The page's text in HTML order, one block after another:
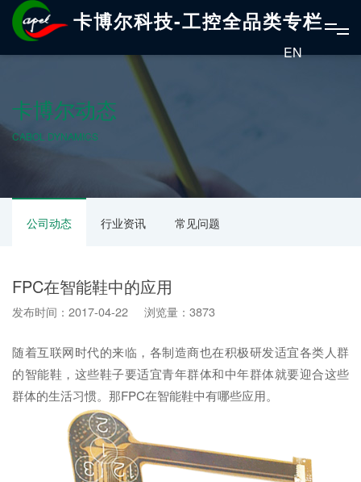
卡博尔科技-工控全品类专栏
EN
卡博尔动态
CABOL DYNAMICS
公司动态 行业资讯 常见问题
FPC在智能鞋中的应用
发布时间：2017-04-22 浏览量：3873
随着互联网时代的来临，各制造商也在积极研发适宜各类人群
的智能鞋，这些鞋子要适宜青年群体和中年群体就要迎合这些
群体的生活习惯。那FPC在智能鞋中有哪些应用。